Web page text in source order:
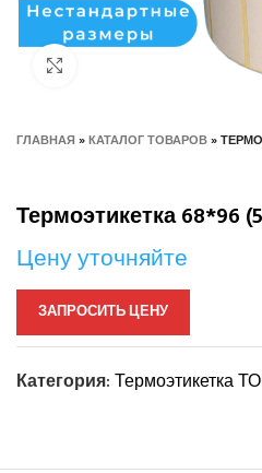
Нажмите, чтобы увеличить
ГЛАВНАЯ»КАТАЛОГ ТОВАРОВ»
Термоэтикетка 68*96
Цену уточняйте
ЗАПРОСИТЬ ЦЕНУ
Категория:Термоэтикетка